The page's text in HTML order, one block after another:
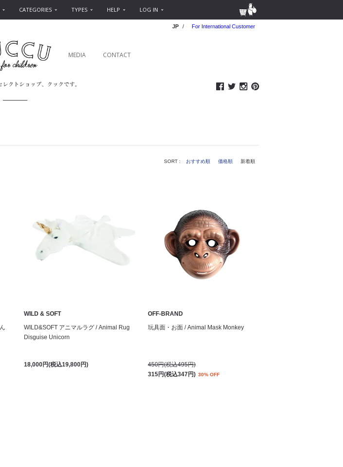
CATEGORIES TYPES HELP LOG IN
JP / For International Customer
MEDIA CONTACT
SORT : おすすめ順 価格順 新着順
WILD & SOFT
WILD&SOFT アニマルラグ / Animal Rug
Disguise Unicorn
18,000円(税込19,800円)
OFF-BRAND
玩具面・お面 / Animal Mask Monkey
450円(税込495円)
315円(税込347円) 30% OFF